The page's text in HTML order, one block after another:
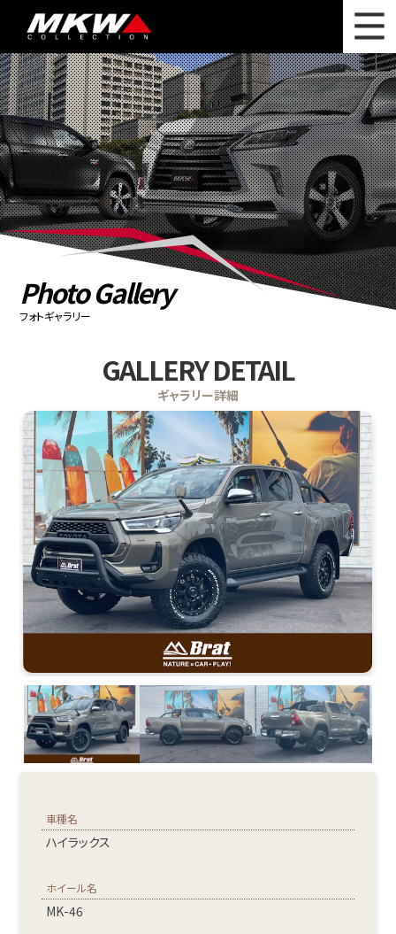
WHAT'S NEW ニュース
WHEEL LINEUP ホイールラインナップ
OTHER PRODUCT 関連製品
PHOTO GALLERY フォトギャラリー
カタログ請求
PRIVACY POLICY 個人情報保護方針
Photo Gallery
フォトギャラリー
GALLERY DETAIL
ギャラリー詳細
車種名
ハイラックス
ホイール名
MK-46